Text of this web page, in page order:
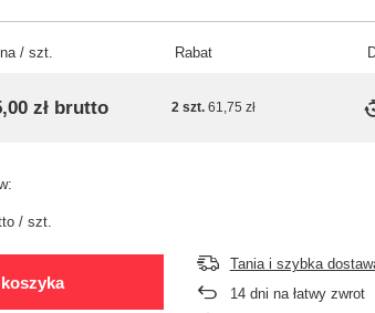
/ szt. Rabat
złbrutto 2 szt. 61,75 zł
/ szt.
Tania i szybka
14dni na łatwy zwrot